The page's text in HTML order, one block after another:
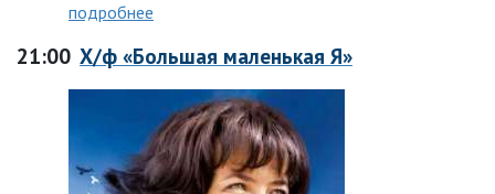
подробнее
21:00 Х/ф «Большая маленькая Я»